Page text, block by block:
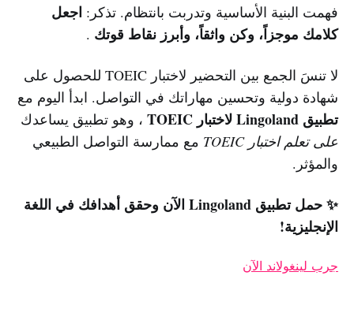
فهمت البنية الأساسية وتدربت بانتظام. تذكر: اجعل
كلامك موجزاً، وكن واثقاً، وأبرز نقاط قوتك .
لا تنسَ الجمع بين التحضير لاختبار TOEIC للحصول على
شهادة دولية وتحسين مهاراتك في التواصل. ابدأ اليوم مع
تطبيق Lingoland لاختبار TOEIC
، وهو تطبيق يساعدك
على تعلم اختبار TOEIC
مع ممارسة التواصل الطبيعي
والمؤثر.
✨ حمل تطبيق Lingoland الآن وحقق أهدافك في اللغة
الإنجليزية!
جرب لينغولاند الآن